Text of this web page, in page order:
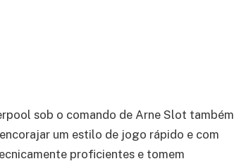
sob o comando de Arne Slot também
um estilo de jogo rápido e com
proficientes e tomem